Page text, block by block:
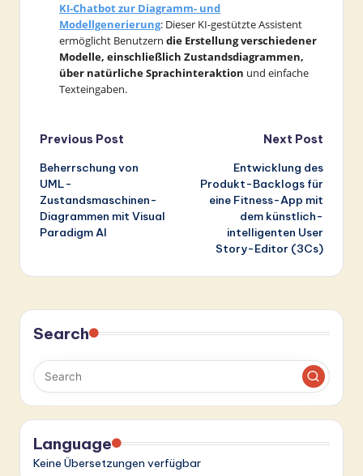
KI-Chatbot zur Diagramm- und
Modellgenerierung: Dieser KI-gestützte Assistent
ermöglicht Benutzern die Erstellung verschiedener
Modelle, einschließlich Zustandsdiagrammen,
über natürliche Sprachinteraktion und einfache
Texteingaben.
Post
navigation
Previous Post
Beherrschung von
UML-
Zustandsmaschinen-
Diagrammen mit Visual
Paradigm AI
Next Post
Entwicklung des
Produkt-Backlogs für
eine Fitness-App mit
dem künstlich-
intelligenten User
Story-Editor (3Cs)
Search
Language
Keine Übersetzungen verfügbar